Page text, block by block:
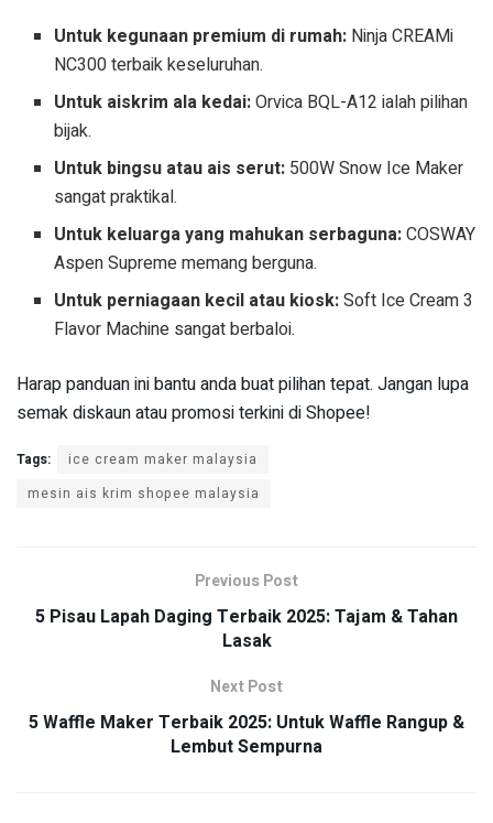
Untuk kegunaan premium di rumah: Ninja CREAMi
NC300 terbaik keseluruhan.
Untuk aiskrim ala kedai:Orvica BQL-A12 ialah pilihan
bijak.
Untuk bingsu atau ais serut: 500W Snow Ice Maker
sangat praktikal.
Untuk keluarga yang mahukan serbaguna:COSWAY
Aspen Supreme memang berguna.
Untuk perniagaan kecil atau kiosk:Soft Ice Cream 3
Flavor Machine sangat berbaloi.
Harap panduan ini bantu anda buat pilihan tepat. Jangan lupa
semak diskaun atau promosi terkini di Shopee!
Tags:
ice cream maker malaysia
mesin ais krim shopee malaysia
Previous Post
5 Pisau Lapah Daging Terbaik 2025: Tajam & Tahan
Lasak
Next Post
5 Waffle Maker Terbaik 2025: Untuk Waffle Rangup &
Lembut Sempurna